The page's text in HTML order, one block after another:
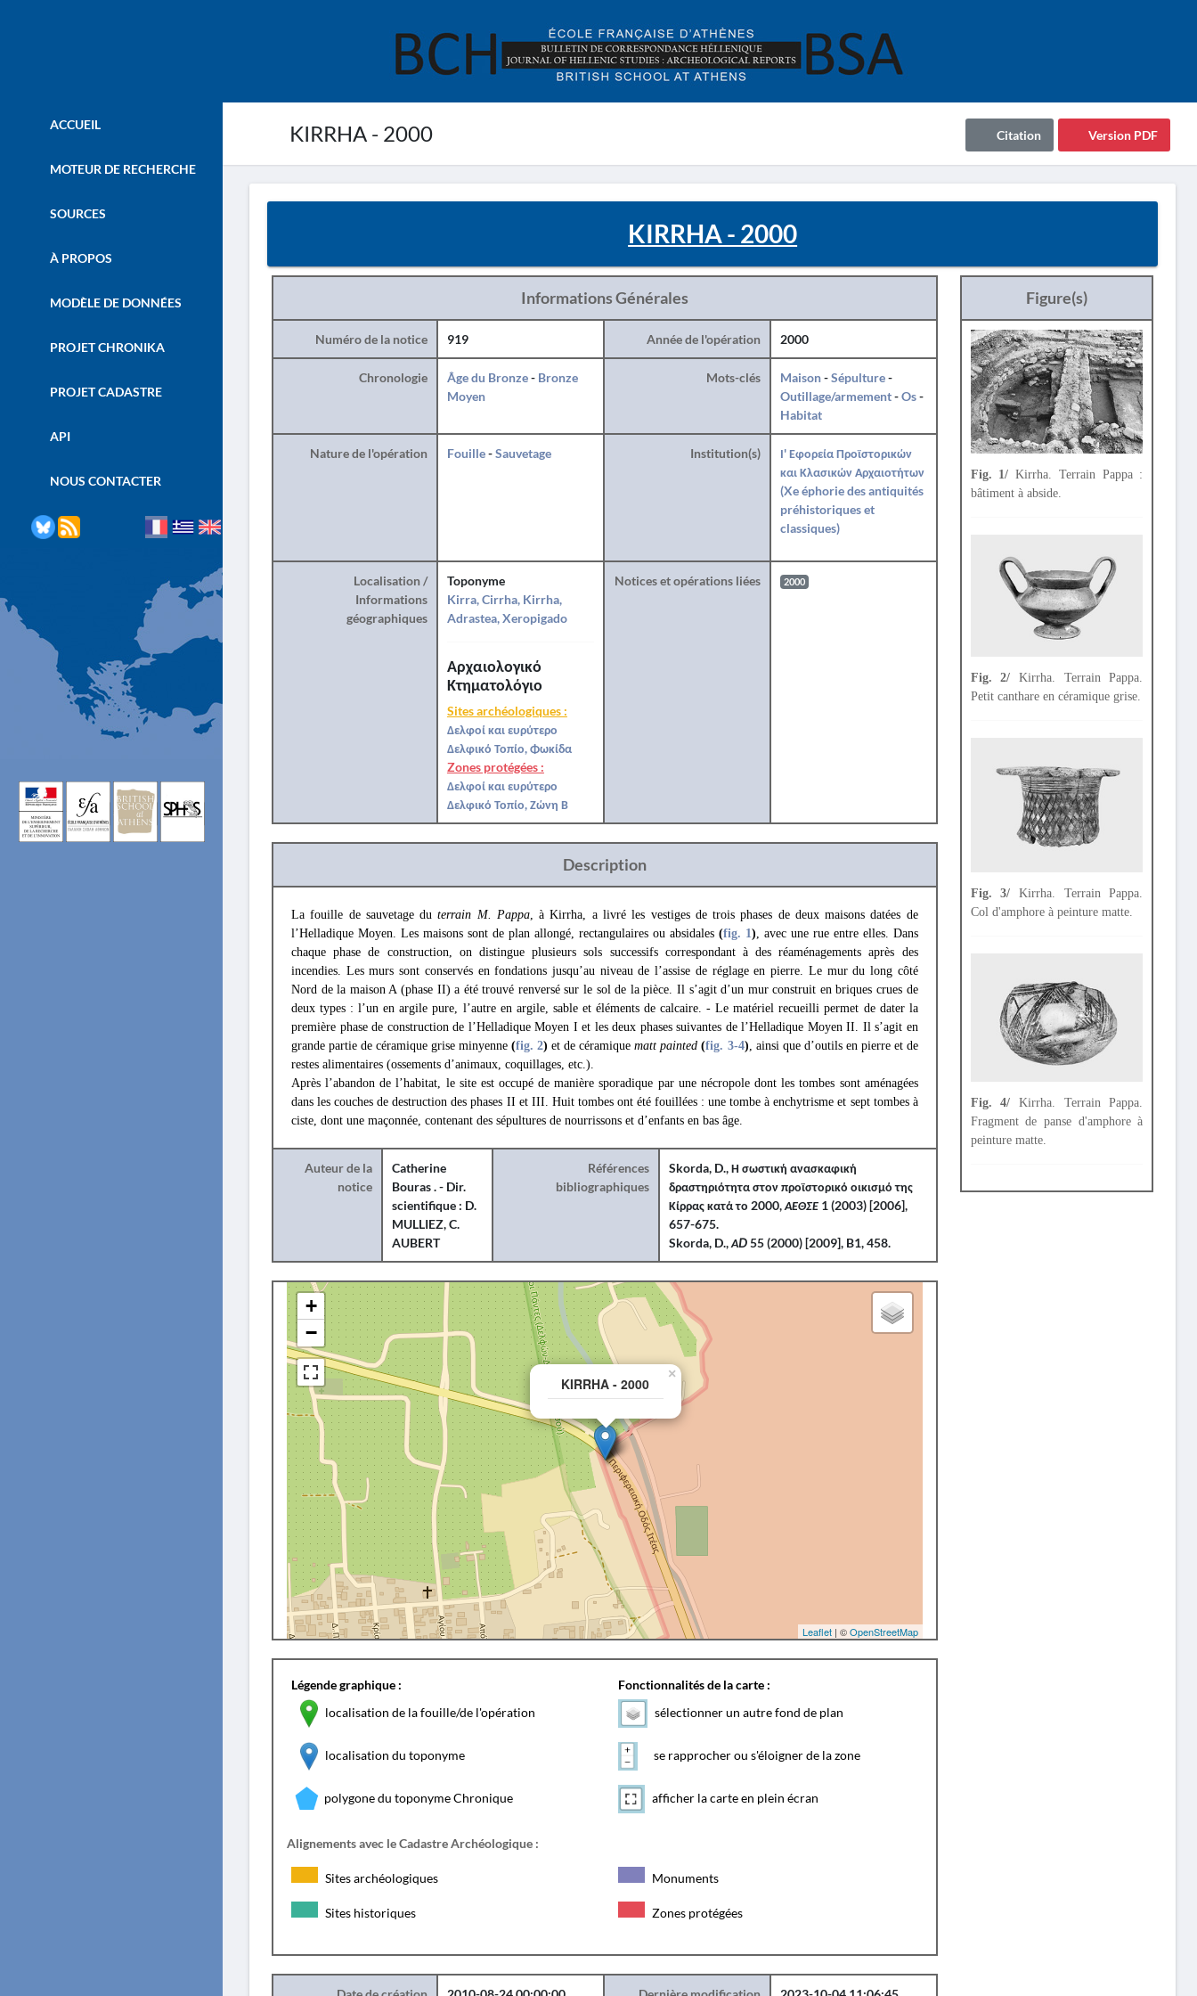
KIRRHA - 2000 Version PDF
Citation
ACCUEIL
MOTEUR DE RECHERCHE
SOURCES
À PROPOS
MODÈLE DE DONNÉES
PROJET CHRONIKA
PROJET CADASTRE
API
NOUS CONTACTER
KIRRHA - 2000
Informations Générales
Numéro de la notice 919 Année de l'opération 2000
Chronologie Âge du Bronze- Bronze
Moyen
Mots-clés Maison-Sépulture-
Outillage/armement-Os-
Habitat
Nature de l'opération Fouille-Sauvetage Institution(s)
Ι' Εφορεία Προϊστορικών
και Κλασικών Αρχαιοτήτων
(Xe éphorie des antiquités
préhistoriques et
classiques)
Localisation /
Informations
géographiques
Toponyme
Kirra, Cirrha, Kirrha,
Adrastea, Xeropigado
Αρχαιολογικό
Κτηματολόγιο
Sites archéologiques :
Δελφοί και ευρύτερο
Δελφικό Τοπίο, Φωκίδα
Zones protégées :
Δελφοί και ευρύτερο
Δελφικό Τοπίο, Ζώνη Β
Notices et opérations liées 2000
Description
La fouille de sauvetage duterrain M. Pappa, à Kirrha, a livré les vestiges de trois phases de deux maisons datées de
l’Helladique Moyen. Les maisons sont de plan allongé, rectangulaires ou absidales (fig. 1), avec une rue entre elles. Dans
chaque phase de construction, on distingue plusieurs sols successifs correspondant à des réaménagements après des
incendies. Les murs sont conservés en fondations jusqu’au niveau de l’assise de réglage en pierre. Le mur du long côté
Nord de la maison A (phase II) a été trouvé renversé sur le sol de la pièce. Il s’agit d’un mur construit en briques crues de
deux types : l’un en argile pure, l’autre en argile, sable et éléments de calcaire. - Le matériel recueilli permet de dater la
première phase de construction de l’Helladique Moyen I et les deux phases suivantes de l’Helladique Moyen II. Il s’agit en
grande partie de céramique grise minyenne(fig. 2) et de céramiquematt painted (fig. 3-4), ainsi que d’outils en pierre et de
restes alimentaires (ossements d’animaux, coquillages, etc.).
Après l’abandon de l’habitat, le site est occupé de manière sporadique par une nécropole dont les tombes sont aménagées
dans les couches de destruction des phases II et III. Huit tombes ont été fouillées : une tombe à enchytrisme et sept tombes à
ciste, dont une maçonnée, contenant des sépultures de nourrissons et d’enfants en bas âge.
Auteur de la
notice
Catherine
Bouras . - Dir.
scientifique : D.
MULLIEZ, C.
AUBERT
Références
bibliographiques
Skorda, D., Η σωστική ανασκαφική
δραστηριότητα στον προϊστορικό οικισμό της
Κίρρας κατά το 2000,ΑΕΘΣΕ 1 (2003) [2006],
657-675.
Skorda, D.,ΑD55 (2000) [2009], B1, 458.
KIRRHA - 2000
×
+
−
Leaflet| ©OpenStreetMap
Légende graphique :
localisation de la fouille/de l'opération
localisation du toponyme
polygone du toponyme Chronique
Fonctionnalités de la carte :
sélectionner un autre fond de plan
se rapprocher ou s'éloigner de la zone
afficher la carte en plein écran
Alignements avec le Cadastre Archéologique :
Sites archéologiques Monuments
Sites historiques Zones protégées
Figure(s)
Fig. 1/ Kirrha. Terrain Pappa :
bâtiment à abside.
Fig. 2/ Kirrha. Terrain Pappa.
Petit canthare en céramique grise.
Fig. 3/ Kirrha. Terrain Pappa.
Col d'amphore à peinture matte.
Fig. 4/ Kirrha. Terrain Pappa.
Fragment de panse d'amphore à
peinture matte.